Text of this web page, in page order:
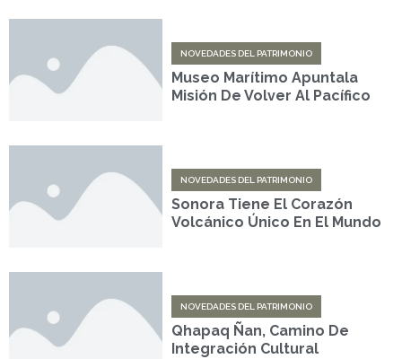
NOVEDADES DEL PATRIMONIO
Museo Marítimo Apuntala
Misión De Volver Al Pacífico
NOVEDADES DEL PATRIMONIO
Sonora Tiene El Corazón
Volcánico Único En El Mundo
NOVEDADES DEL PATRIMONIO
Qhapaq Ñan, Camino De
Integración Cultural